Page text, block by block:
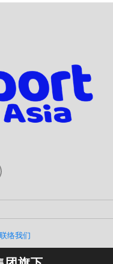
联络我们